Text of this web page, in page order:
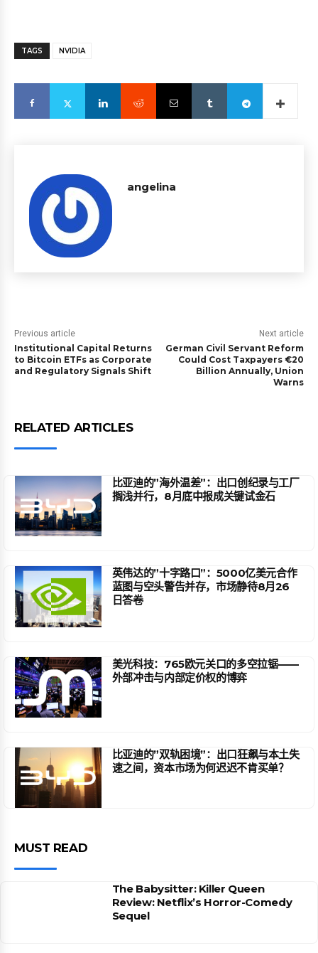
TAGS NVIDIA
angelina
Previous article
Institutional Capital Returns
to Bitcoin ETFs as Corporate
and Regulatory Signals Shift
Next article
German Civil Servant Reform
Could Cost Taxpayers €20
Billion Annually, Union
Warns
RELATED ARTICLES
比亚迪的”海外温差”：出口创纪录与工厂
搁浅并行，8月底中报成关键试金石
英伟达的”十字路口”：5000亿美元合作
蓝图与空头警告并存，市场静待8月26
日答卷
美光科技：765欧元关口的多空拉锯——
外部冲击与内部定价权的博弈
比亚迪的”双轨困境”：出口狂飙与本土失
速之间，资本市场为何迟迟不肯买单？
MUST READ
The Babysitter: Killer Queen
Review: Netflix’s Horror-Comedy
Sequel